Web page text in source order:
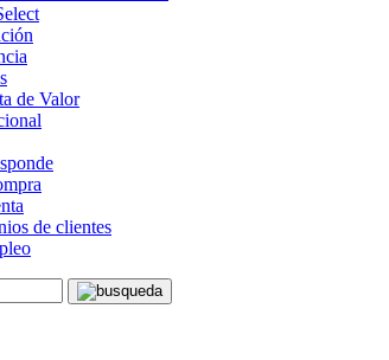
de Valor
de clientes